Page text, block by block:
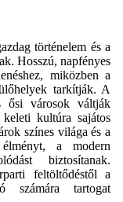
történelem és a
Hosszú, napfényes
miközben a
tarkítják. A
ősi városok váltják
kultúra sajátos
színes világa és a
a modern
biztosítanak.
feltöltődéstől a
számára tartogat